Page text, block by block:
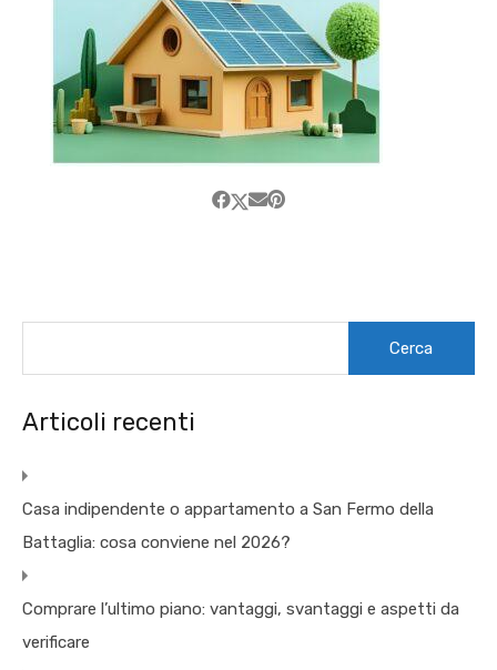
Articoli recenti
Casa indipendente o appartamento a San Fermo della
Battaglia: cosa conviene nel 2026?
Comprare l’ultimo piano: vantaggi, svantaggi e aspetti da
verificare